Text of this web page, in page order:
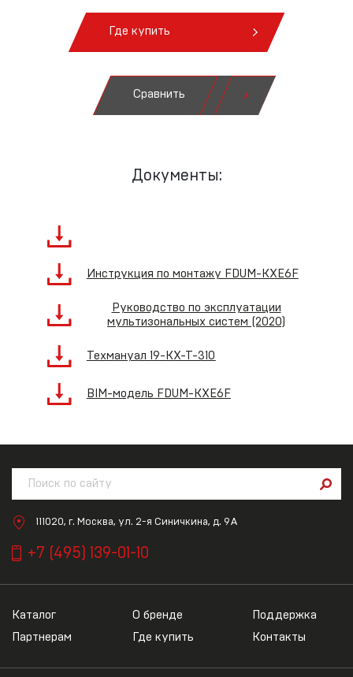
Где купить
Сравнить
Документы:
Инструкция по монтажу FDUM-KXE6F
Руководство по эксплуатации
мультизональных систем (2020)
Техмануал 19-KX-T-310
BIM-модель FDUM-KXE6F
111020, г. Москва, ул. 2-я Синичкина, д. 9А
+7 (495) 139-01-10
Каталог О бренде
Поддержка
Партнерам
Где купить Контакты